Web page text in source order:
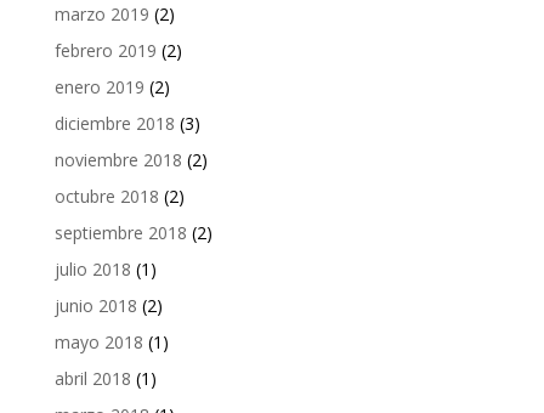
marzo 2019 (2)
febrero 2019 (2)
enero 2019 (2)
diciembre 2018 (3)
noviembre 2018 (2)
octubre 2018 (2)
septiembre 2018 (2)
julio 2018 (1)
junio 2018 (2)
mayo 2018 (1)
abril 2018 (1)